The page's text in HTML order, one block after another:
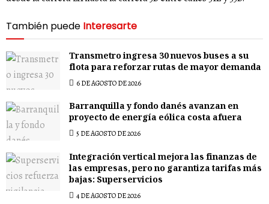
También puede Interesarte
Transmetro ingresa 30 nuevos buses a su
flota para reforzar rutas de mayor demanda
6 DE AGOSTO DE 2026
Barranquilla y fondo danés avanzan en
proyecto de energía eólica costa afuera
5 DE AGOSTO DE 2026
Integración vertical mejora las finanzas de
las empresas, pero no garantiza tarifas más
bajas: Superservicios
4 DE AGOSTO DE 2026